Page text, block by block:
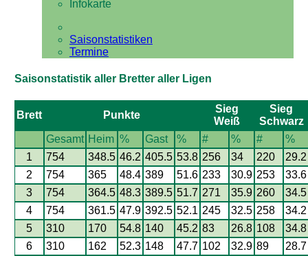
Infokarte
Saisonstatistiken
Termine
Saisonstatistik aller Bretter aller Ligen
Brett Punkte
Sieg
Weiß
Sieg
Schwarz
Gesamt Heim % Gast % # % #
%
1
754 348.5 46.2 405.5 53.8 256 34 220
29.2
2
754 365 48.4 389 51.6 233 30.9 253
33.6
3
754 364.5 48.3 389.5 51.7 271 35.9 260
34.5
4
754 361.5 47.9 392.5 52.1 245 32.5 258
34.2
5
310 170 54.8 140 45.2 83 26.8 108
34.8
6
310 162 52.3 148 47.7 102 32.9 89
28.7